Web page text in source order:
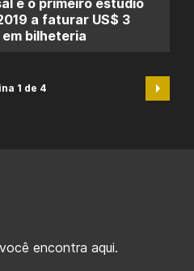
é o primeiro estúdio
a faturar US$ 3
bilheteria
1 de 4
encontra aqui.